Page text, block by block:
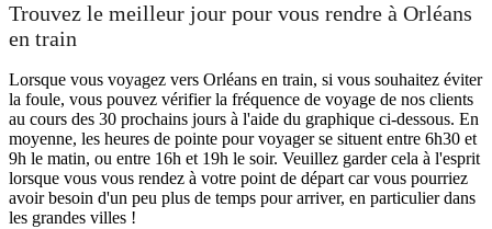
Trouvez le meilleur jour pour vous rendre à Orléans
en train
Lorsque vous voyagez vers Orléans en train, si vous souhaitez éviter
la foule, vous pouvez vérifier la fréquence de voyage de nos clients
au cours des 30 prochains jours à l'aide du graphique ci-dessous. En
moyenne, les heures de pointe pour voyager se situent entre 6h30 et
9h le matin, ou entre 16h et 19h le soir. Veuillez garder cela à l'esprit
lorsque vous vous rendez à votre point de départ car vous pourriez
avoir besoin d'un peu plus de temps pour arriver, en particulier dans
les grandes villes !